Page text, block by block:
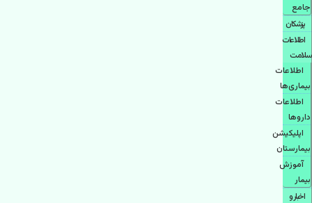
جامع
پزشكان
اطلاعات
سلامت
اطلاعات
بیماری‌ها
اطلاعات
دارو‌ها
اپليكيشن
بيمارستان
آموزش
بیمار
اخبار و